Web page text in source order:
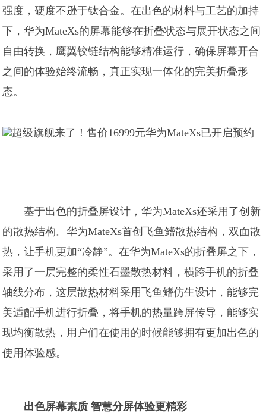
强度，硬度不逊于钛合金。在出色的材料与工艺的加持
下，华为MateXs的屏幕能够在折叠状态与展开状态之间
自由转换，鹰翼铰链结构能够精准运行，确保屏幕开合
之间的体验始终流畅，真正实现一体化的完美折叠形
态。
基于出色的折叠屏设计，华为MateXs还采用了创新
的散热结构。华为MateXs首创飞鱼鳍散热结构，双面散
热，让手机更加“冷静”。在华为MateXs的折叠屏之下，
采用了一层完整的柔性石墨散热材料，横跨手机的折叠
轴线分布，这层散热材料采用飞鱼鳍仿生设计，能够完
美适配手机进行折叠，将手机的热量跨屏传导，能够实
现均衡散热，用户们在使用的时候能够拥有更加出色的
使用体验感。
出色屏幕素质 智慧分屏体验更精彩